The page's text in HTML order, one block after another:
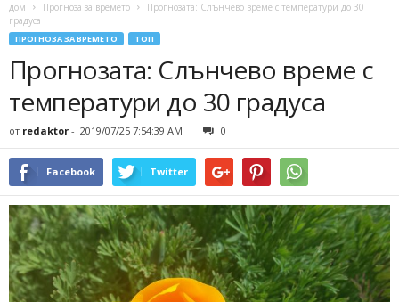
дом Прогноза за времето
Прогнозата: Слънчево време с температури до 30
градуса
ПРОГНОЗА ЗА ВРЕМЕТО ТОП
Прогнозата: Слънчево време с
температури до 30 градуса
от redaktor - 2019/07/25 7:54:39 AM 0
Facebook Twitter